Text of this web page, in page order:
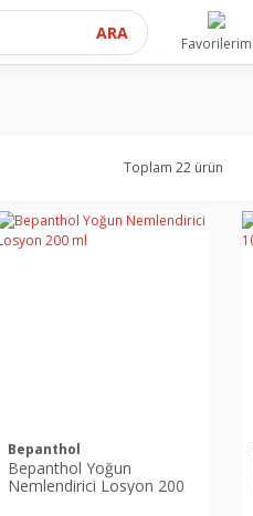
ARA
Favorilerim
Toplam 22 ürün
Bepanthol
Bepanthol Yoğun
Nemlendirici Losyon 200